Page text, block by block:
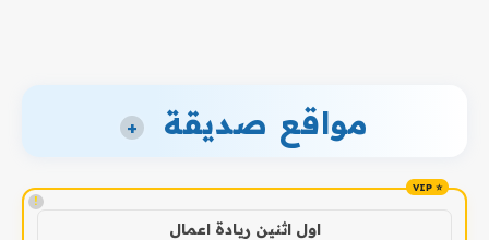
مواقع صديقة +
!
اول اثنين ريادة اعمال